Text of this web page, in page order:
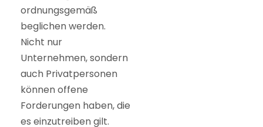
ordnungsgemäß
beglichen werden.
Nicht nur
Unternehmen, sondern
auch Privatpersonen
können offene
Forderungen haben, die
es einzutreiben gilt.